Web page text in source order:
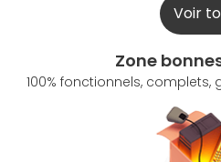
Voir
Zone
100% fonctionnels, complets,